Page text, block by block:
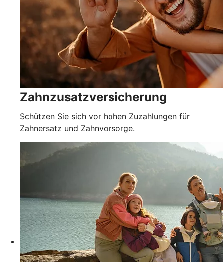
Zahnzusatzversicherung
Schützen Sie sich vor hohen Zuzahlungen für
Zahnersatz und Zahnvorsorge.